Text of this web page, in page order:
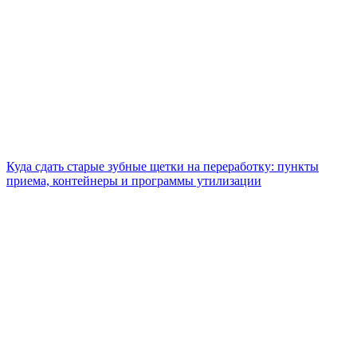
Куда сдать старые зубные щетки на переработку: пункты
приема, контейнеры и программы утилизации